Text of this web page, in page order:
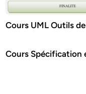
Cours UML Outils
Cours Spécification